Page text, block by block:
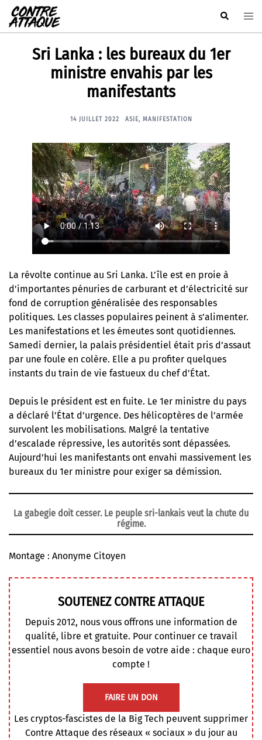
Aller
au
contenu
Rechercher
Sri Lanka : les bureaux du 1er
ministre envahis par les
manifestants
14 JUILLET 2022 ASIE, MANIFESTATION
La révolte continue au Sri Lanka. L’île est en proie à
d’importantes pénuries de carburant et d’électricité sur
fond de corruption généralisée des responsables
politiques. Les classes populaires peinent à s’alimenter.
Les manifestations et les émeutes sont quotidiennes.
Samedi dernier, la palais présidentiel était pris d’assaut
par une foule en colère. Elle a pu profiter quelques
instants du train de vie fastueux du chef d’État.
Depuis le président est en fuite. Le 1er ministre du pays
a déclaré l’État d’urgence. Des hélicoptères de l’armée
survolent les mobilisations. Malgré la tentative
d’escalade répressive, les autorités sont dépassées.
Aujourd’hui les manifestants ont envahi massivement les
bureaux du 1er ministre pour exiger sa démission.
La gabegie doit cesser. Le peuple sri-lankais veut la chute du
régime.
Montage : Anonyme Citoyen
SOUTENEZ CONTRE ATTAQUE
Depuis 2012, nous vous offrons une information de
qualité, libre et gratuite. Pour continuer ce travail
essentiel nous avons besoin de votre aide : chaque euro
compte !
FAIRE UN DON
Les cryptos-fascistes de la Big Tech peuvent supprimer
Contre Attaque des réseaux « sociaux » du jour au